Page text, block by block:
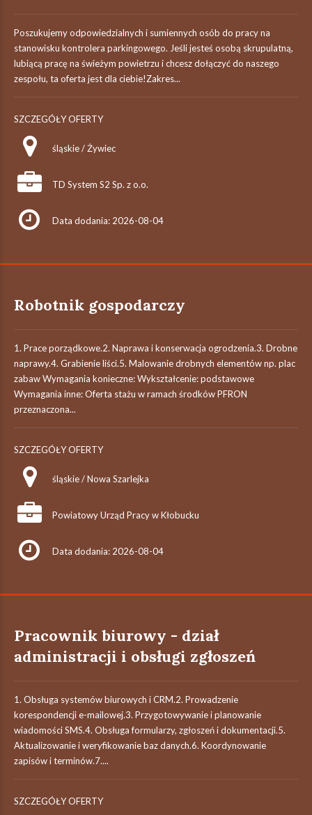
Poszukujemy odpowiedzialnych i sumiennych osób do pracy na
stanowisku kontrolera parkingowego. Jeśli jesteś osobą skrupulatną,
lubiącą pracę na świeżym powietrzu i chcesz dołączyć do naszego
zespołu, ta oferta jest dla ciebie!Zakres...
SZCZEGÓŁY OFERTY
śląskie / Żywiec
TD System S2 Sp. z o.o.
Data dodania: 2026-08-04
Robotnik gospodarczy
1. Prace porządkowe.2. Naprawa i konserwacja ogrodzenia.3. Drobne
naprawy.4. Grabienie liści.5. Malowanie drobnych elementów np. plac
zabaw Wymagania konieczne: Wykształcenie: podstawowe
Wymagania inne: Oferta stażu w ramach środków PFRON
przeznaczona...
SZCZEGÓŁY OFERTY
śląskie / Nowa Szarlejka
Powiatowy Urząd Pracy w Kłobucku
Data dodania: 2026-08-04
Pracownik biurowy - dział
administracji i obsługi zgłoszeń
1. Obsługa systemów biurowych i CRM.2. Prowadzenie
korespondencji e-mailowej.3. Przygotowywanie i planowanie
wiadomości SMS.4. Obsługa formularzy, zgłoszeń i dokumentacji.5.
Aktualizowanie i weryfikowanie baz danych.6. Koordynowanie
zapisów i terminów.7....
SZCZEGÓŁY OFERTY